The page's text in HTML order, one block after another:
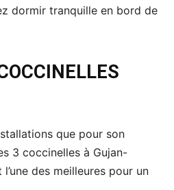
dormir tranquille en bord de
que pour son
3 coccinelles à Gujan-
des meilleures pour un